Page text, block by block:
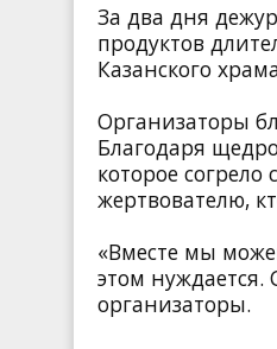
За два дня
продуктов
Казанского
Организаторы
Благодаря
которое
жертвователю,
«Вместе мы
этом
организаторы.